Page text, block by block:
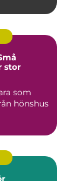
stor
som
hönshus